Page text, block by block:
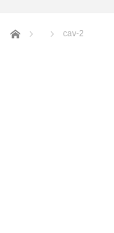
ホーム cav-2